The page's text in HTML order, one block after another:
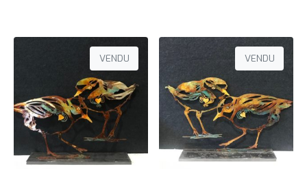
VENDU VENDU